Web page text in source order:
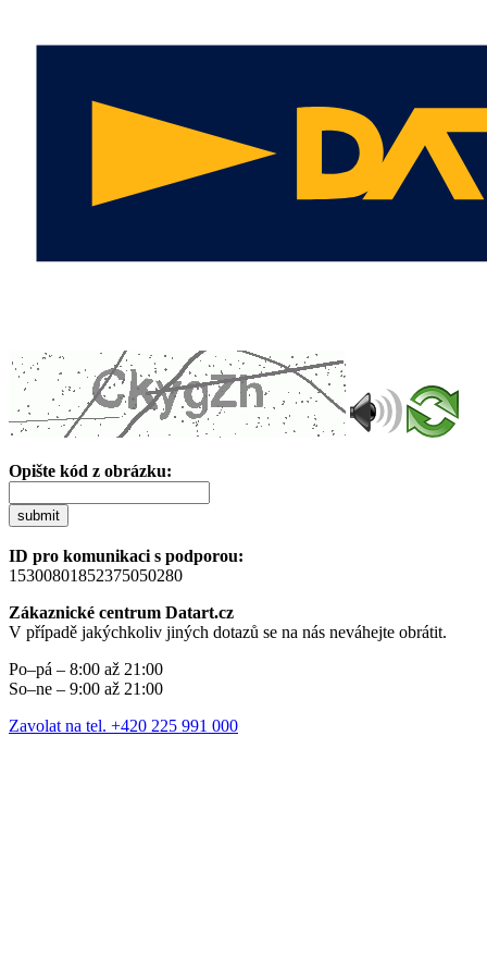
Opište kód z obrázku:
submit
ID pro komunikaci s podporou:
15300801852375050280
Zákaznické centrum Datart.cz
V případě jakýchkoliv jiných dotazů se na nás neváhejte obrátit.
Po–pá – 8:00 až 21:00
So–ne – 9:00 až 21:00
Zavolat na tel. +420 225 991 000